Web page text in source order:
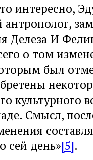
интересно,
антрополог,
И
о том
был
культурного
Смысл,
сей день»[5].